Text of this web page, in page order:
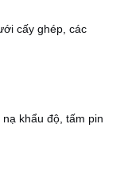
cấy ghép, các
nạ khẩu độ, tấm pin